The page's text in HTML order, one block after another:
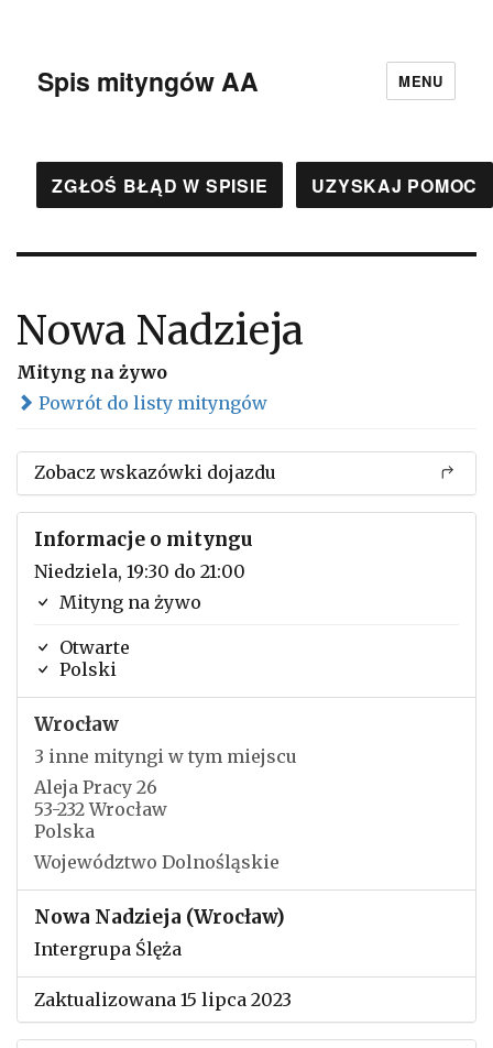
Spis mityngów AA MENU
ZGŁOŚ BŁĄD W SPISIE UZYSKAJ POMOC
Nowa Nadzieja
Mityng na żywo
Powrót do listy mityngów
Zobacz wskazówki dojazdu
Informacje o mityngu
Niedziela, 19:30 do 21:00
Mityng na żywo
Otwarte
Polski
Wrocław
3 inne mityngi w tym miejscu
Aleja Pracy 26
53-232 Wrocław
Polska
Województwo Dolnośląskie
Nowa Nadzieja (Wrocław)
Intergrupa Ślęża
Zaktualizowana 15 lipca 2023